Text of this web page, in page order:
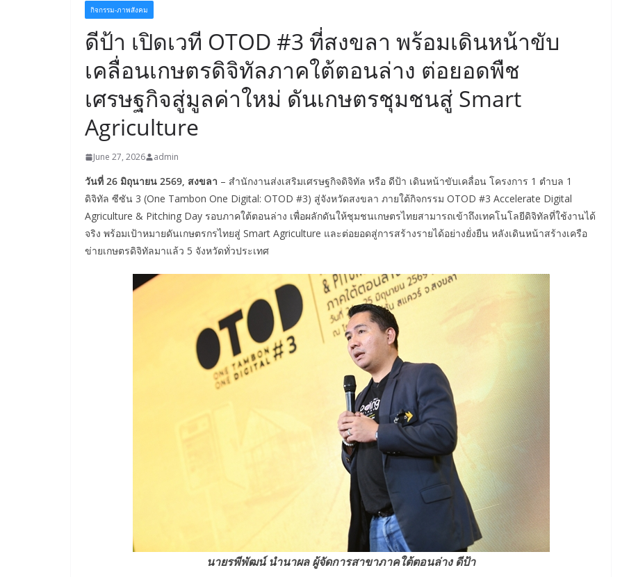
กิจกรรม-ภาพสังคม
ดีป้า เปิดเวที OTOD #3 ที่สงขลา พร้อมเดินหน้าขับ
เคลื่อนเกษตรดิจิทัลภาคใต้ตอนล่าง ต่อยอดพืช
เศรษฐกิจสู่มูลค่าใหม่ ดันเกษตรชุมชนสู่ Smart
Agriculture
June 27, 2026 admin
วันที่ 26 มิถุนายน 2569, สงขลา – สำนักงานส่งเสริมเศรษฐกิจดิจิทัล หรือ ดีป้า เดินหน้าขับเคลื่อน โครงการ 1 ตำบล 1
ดิจิทัล ซีซัน 3 (One Tambon One Digital: OTOD #3) สู่จังหวัดสงขลา ภายใต้กิจกรรม OTOD #3 Accelerate Digital
Agriculture & Pitching Day รอบภาคใต้ตอนล่าง เพื่อผลักดันให้ชุมชนเกษตรไทยสามารถเข้าถึงเทคโนโลยีดิจิทัลที่ใช้งานได้
จริง พร้อมเป้าหมายดันเกษตรกรไทยสู่ Smart Agriculture และต่อยอดสู่การสร้างรายได้อย่างยั่งยืน หลังเดินหน้าสร้างเครือ
ข่ายเกษตรดิจิทัลมาแล้ว 5 จังหวัดทั่วประเทศ
นายรพีพัฒน์ นำนาผล ผู้จัดการสาขาภาคใต้ตอนล่าง ดีป้า